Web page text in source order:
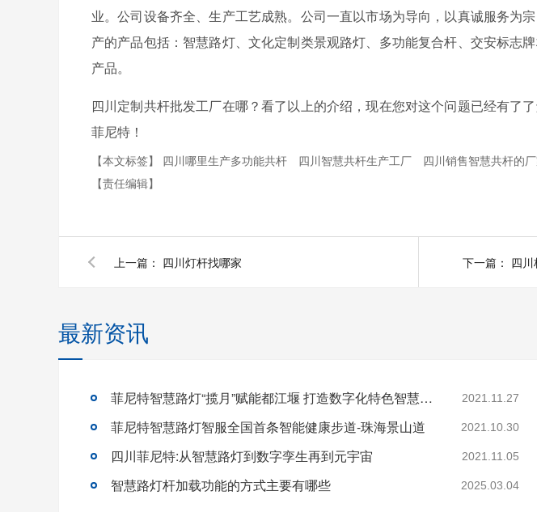
业。公司设备齐全、生产工艺成熟。公司一直以市场为导向，以真诚服务为
产的产品包括：智慧路灯、文化定制类景观路灯、多功能复合杆、交安标志
产品。
四川定制共杆批发工厂在哪？看了以上的介绍，现在您对这个问题已经有了
菲尼特！
【本文标签】 四川哪里生产多功能共杆 四川智慧共杆生产工厂
四川销售智慧共杆的
【责任编辑】
上一篇： 四川灯杆找哪家 下一篇： 四
最新资讯
菲尼特智慧路灯“揽月”赋能都江堰 打造数字化特色智慧景区 2021.11.27
菲尼特智慧路灯智服全国首条智能健康步道-珠海景山道 2021.10.30
四川菲尼特:从智慧路灯到数字孪生再到元宇宙 2021.11.05
智慧路灯杆加载功能的方式主要有哪些 2025.03.04